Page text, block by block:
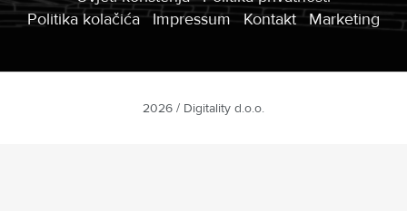
Politika kolačića
Impressum Kontakt Marketing
2026 / Digitality d.o.o.